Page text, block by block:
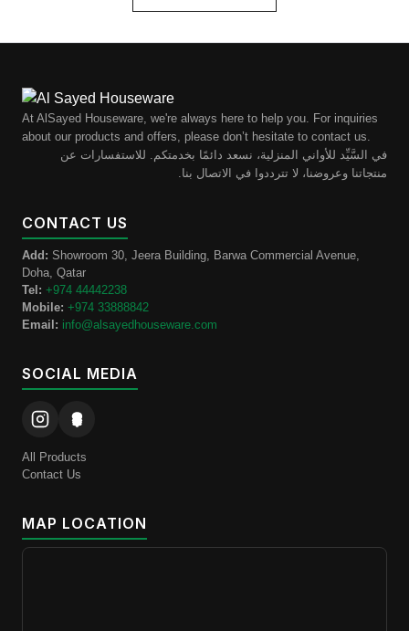
At AlSayed Houseware, we're always here to help you. For inquiries
about our products and offers, please don’t hesitate to contact us.
في السَّيِّد للأواني المنزلية، نسعد دائمًا بخدمتكم. للاستفسارات عن
منتجاتنا وعروضنا، لا تترددوا في الاتصال بنا.
CONTACT US
Add: Showroom 30, Jeera Building, Barwa Commercial Avenue,
Doha, Qatar
Tel: +974 44442238
Mobile: +974 33888842
Email: info@alsayedhouseware.com
SOCIAL MEDIA
All Products
Contact Us
MAP LOCATION